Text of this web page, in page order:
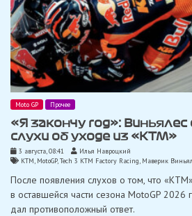
Moto GP Прочее
«Я закончу год»:
слухи об уходе из «KTM»
3 августа, 08:41
Илья Навроцкий
KTM, MotoGP,Tech 3 KTM Factory Racing, Маверик
После появления слухов о том, что
в оставшейся части сезона MotoGP 2026
дал противоположный ответ.